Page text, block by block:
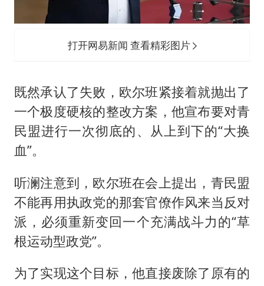
打开网易新闻 查看精彩图片
既然承认了失败，欧尔班紧接着就抛出了
一个极度硬核的整改方案，他宣布要对青
民盟进行一次彻底的、从上到下的“大换
血”。
听澜注意到，欧尔班在会上提出，青民盟
不能再用执政党的那套官僚作风来当反对
派，必须重新变回一个充满战斗力的“草
根运动型政党”。
为了实现这个目标，他直接废除了原有的